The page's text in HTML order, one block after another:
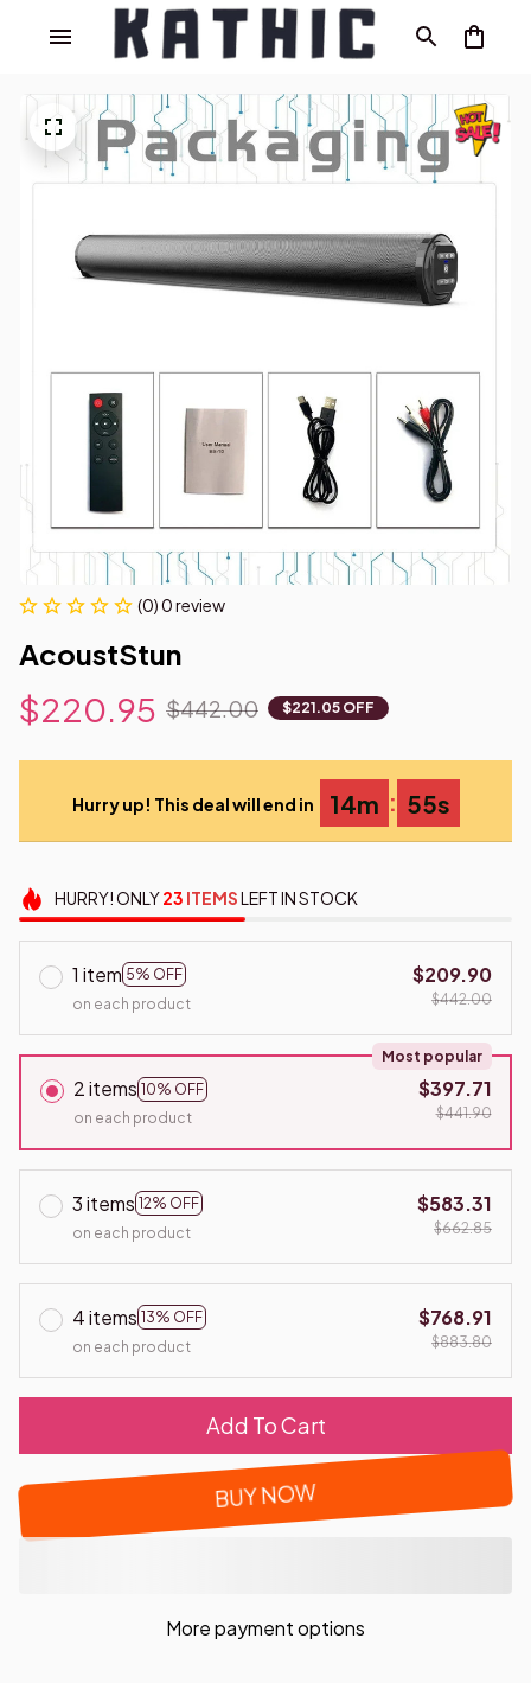
(0) 0 review
AcoustStun
$220.95 $442.00 $221.05 OFF
Hurry up! This deal will end in 14m : 53s
HURRY!ONLY23 ITEMSLEFT IN STOCK
1 item 5% OFF
on each product
$209.90
$442.00
2 items 10% OFF
Most popular
on each product
$397.71
$441.90
3 items 12% OFF
on each product
$583.31
$662.85
4 items 13% OFF
on each product
$768.91
$883.80
Add To Cart
BUY NOW
More payment options